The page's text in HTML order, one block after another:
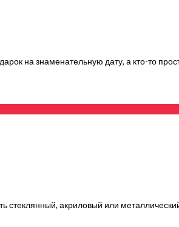
на знаменательную дату, а кто-то
акриловый или